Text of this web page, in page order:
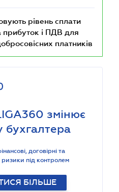
рівень сплати
прибуток і ПДВ для
платників
змінює
бухгалтера
договірні та
ризики під контролем
БІЛЬШЕ